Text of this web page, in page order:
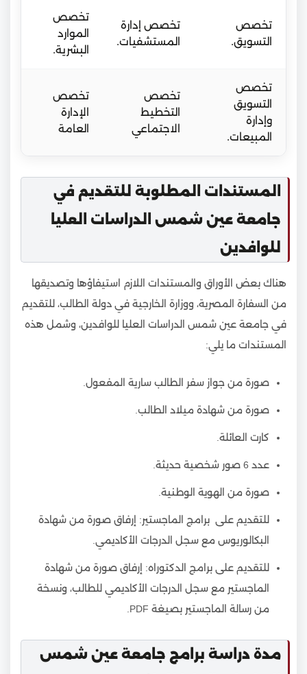
تخصص
التسويق.
تخصص إدارة
المستشفيات.
تخصص
الموارد
البشرية.
تخصص
التسويق
وإدارة
المبيعات.
تخصص
التخطيط
الاجتماعي
تخصص
الإدارة
العامة
المستندات المطلوبة للتقديم في
جامعة عين شمس الدراسات العليا
للوافدين
هناك بعض الأوراق والمستندات اللازم استيفاؤها وتصديقها
من السفارة المصرية، ووزارة الخارجية في دولة الطالب، للتقديم
في جامعة عين شمس الدراسات العليا للوافدين، وشمل هذه
المستندات ما يلي:
صورة من جواز سفر الطالب سارية المفعول.
صورة من شهادة ميلاد الطالب.
كارت العائلة.
عدد 6 صور شخصية حديثة.
صورة من الهوية الوطنية.
للتقديم على برامج الماجستير: إرفاق صورة من شهادة
البكالوريوس مع سجل الدرجات الأكاديمي.
للتقديم على برامج الدكتوراه: إرفاق صورة من شهادة
الماجستير مع سجل الدرجات الأكاديمي للطالب، ونسخة
من رسالة الماجستير بصيغة PDF.
مدة دراسة برامج جامعة عين شمس